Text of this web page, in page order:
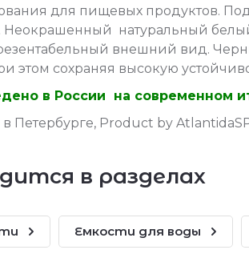
для пищевых продуктов.
Неокрашенный натуральный
внешний вид.
этом сохраняя высокую
в России на современном
Петербурге, Product by
в разделах
Емкости для воды